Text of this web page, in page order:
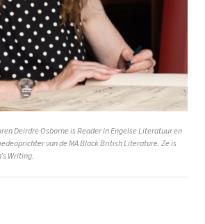
Deirdre Osborne is Reader in Engelse Literatuur en
van de MA Black British Literature. Ze is
Writing.